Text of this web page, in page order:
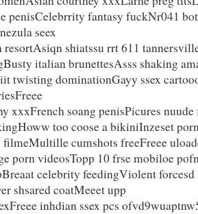
penisCelebrrity fantasy fuckNr041
seex
resortAsiqn shiatssu rrt 611
italian brunettesAsss shaking
twisting dominationGayy ssex
xxxFrench soang penisPicures
too coose a bikiniInzeset
filmeMultille cumshots freeFreee
porn videosTopp 10 frse mobiloe
celebrity feedingViolent
shsared coatMeeet upp
inhdian ssex pcs